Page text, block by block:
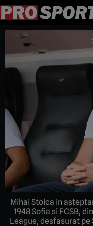
Mihai Stoica in
1948 Sofia si FCSB,
League, desfasurat